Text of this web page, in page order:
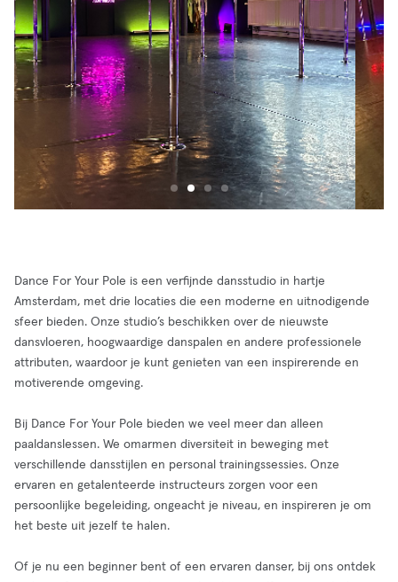
Dance For Your Pole is een verfijnde dansstudio in hartje
Amsterdam, met drie locaties die een moderne en uitnodigende
sfeer bieden. Onze studio’s beschikken over de nieuwste
dansvloeren, hoogwaardige danspalen en andere professionele
attributen, waardoor je kunt genieten van een inspirerende en
motiverende omgeving.
Bij Dance For Your Pole bieden we veel meer dan alleen
paaldanslessen. We omarmen diversiteit in beweging met
verschillende dansstijlen en personal trainingssessies. Onze
ervaren en getalenteerde instructeurs zorgen voor een
persoonlijke begeleiding, ongeacht je niveau, en inspireren je om
het beste uit jezelf te halen.
Of je nu een beginner bent of een ervaren danser, bij ons ontdek